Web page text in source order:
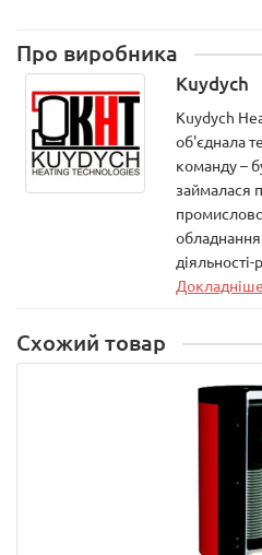
Про виробника
Kuydych
Kuydych
об'єднала
команду –
займалася
Схожий товар